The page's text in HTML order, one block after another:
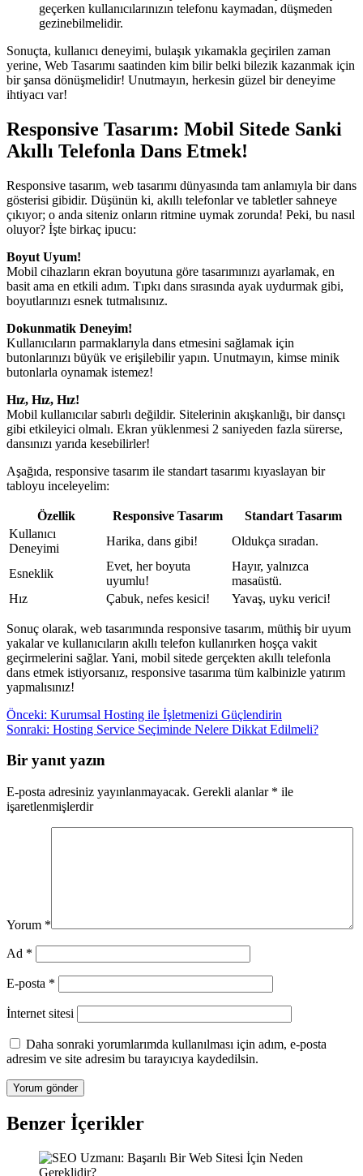
geçerken kullanıcılarınızın telefonu kaymadan, düşmeden
gezinebilmelidir.
Sonuçta, kullanıcı deneyimi, bulaşık yıkamakla geçirilen zaman
yerine, Web Tasarımı saatinden kim bilir belki bilezik kazanmak için
bir şansa dönüşmelidir! Unutmayın, herkesin güzel bir deneyime
ihtiyacı var!
Responsive Tasarım: Mobil Sitede Sanki
Akıllı Telefonla Dans Etmek!
Responsive tasarım, web tasarımı dünyasında tam anlamıyla bir dans
gösterisi gibidir. Düşünün ki, akıllı telefonlar ve tabletler sahneye
çıkıyor; o anda siteniz onların ritmine uymak zorunda! Peki, bu nasıl
oluyor? İşte birkaç ipucu:
Boyut Uyum!
Mobil cihazların ekran boyutuna göre tasarımınızı ayarlamak, en
basit ama en etkili adım. Tıpkı dans sırasında ayak uydurmak gibi,
boyutlarınızı esnek tutmalısınız.
Dokunmatik Deneyim!
Kullanıcıların parmaklarıyla dans etmesini sağlamak için
butonlarınızı büyük ve erişilebilir yapın. Unutmayın, kimse minik
butonlarla oynamak istemez!
Hız, Hız, Hız!
Mobil kullanıcılar sabırlı değildir. Sitelerinin akışkanlığı, bir dansçı
gibi etkileyici olmalı. Ekran yüklenmesi 2 saniyeden fazla sürerse,
dansınızı yarıda kesebilirler!
Aşağıda, responsive tasarım ile standart tasarımı kıyaslayan bir
tabloyu inceleyelim:
Özellik Responsive Tasarım
Standart Tasarım
Kullanıcı
Deneyimi
Harika, dans gibi! Oldukça sıradan.
Esneklik
Evet, her boyuta
uyumlu!
Hayır, yalnızca
masaüstü.
Hız
Çabuk, nefes kesici! Yavaş, uyku verici!
Sonuç olarak, web tasarımında responsive tasarım, müthiş bir uyum
yakalar ve kullanıcıların akıllı telefon kullanırken hoşça vakit
geçirmelerini sağlar. Yani, mobil sitede gerçekten akıllı telefonla
dans etmek istiyorsanız, responsive tasarıma tüm kalbinizle yatırım
yapmalısınız!
Yazı
gezinmesi
Önceki: Kurumsal Hosting ile İşletmenizi Güçlendirin
Sonraki: Hosting Service Seçiminde Nelere Dikkat Edilmeli?
Bir yanıt yazın
E-posta adresiniz yayınlanmayacak. Gerekli alanlar * ile
işaretlenmişlerdir
Yorum *
Ad *
E-posta *
İnternet sitesi
Daha sonraki yorumlarımda kullanılması için adım, e-posta
adresim ve site adresim bu tarayıcıya kaydedilsin.
Benzer İçerikler